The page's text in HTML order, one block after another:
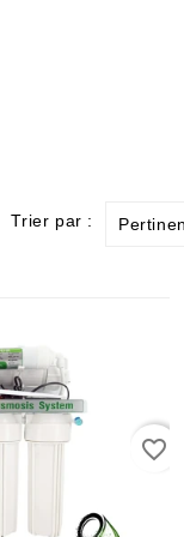
Trier par :
favorite_border